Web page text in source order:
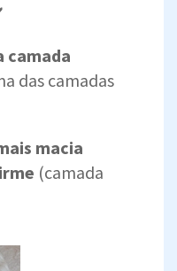
camada
das camadas
macia
(camada